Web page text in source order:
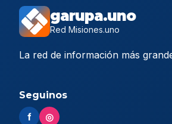
garupa.uno
Red Misiones.uno
La red de información más
Seguinos
f ◎